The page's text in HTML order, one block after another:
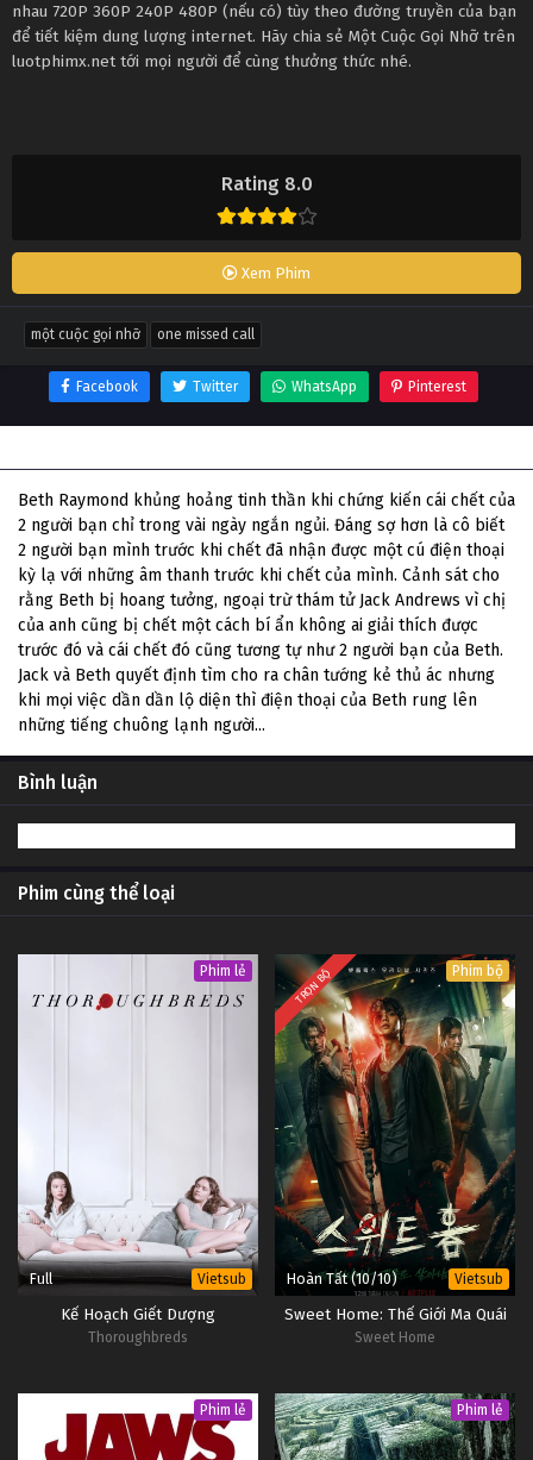
Rating 8.0
Xem Phim
nhau 720P 360P 240P 480P (nếu có) tùy theo đường truyền của bạn
để tiết kiệm dung lượng internet. Hãy chia sẻ Một Cuộc Gọi Nhỡ trên
luotphimx.net tới mọi người để cùng thưởng thức nhé.
một cuộc gọi nhỡ one missed call
Facebook Twitter WhatsApp Pinterest
Beth Raymond khủng hoảng tinh thần khi chứng kiến cái chết của
2 người bạn chỉ trong vài ngày ngắn ngủi. Đáng sợ hơn là cô biết
2 người bạn mình trước khi chết đã nhận được một cú điện thoại
kỳ lạ với những âm thanh trước khi chết của mình. Cảnh sát cho
rằng Beth bị hoang tưởng, ngoại trừ thám tử Jack Andrews vì chị
của anh cũng bị chết một cách bí ẩn không ai giải thích được
trước đó và cái chết đó cũng tương tự như 2 người bạn của Beth.
Jack và Beth quyết định tìm cho ra chân tướng kẻ thủ ác nhưng
khi mọi việc dần dần lộ diện thì điện thoại của Beth rung lên
những tiếng chuông lạnh người...
Bình luận
Phim cùng thể loại
Phim lẻ
Full Vietsub
Kế Hoạch Giết Dượng
Thoroughbreds
TRỌN BỘ Phim bộ
Hoàn Tất (10/10) Vietsub
Sweet Home: Thế Giới Ma Quái
Sweet Home
Phim lẻ Phim lẻ